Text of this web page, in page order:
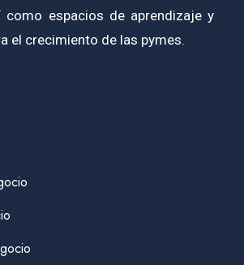
como espacios de aprendizaje y
el crecimiento de las pymes.